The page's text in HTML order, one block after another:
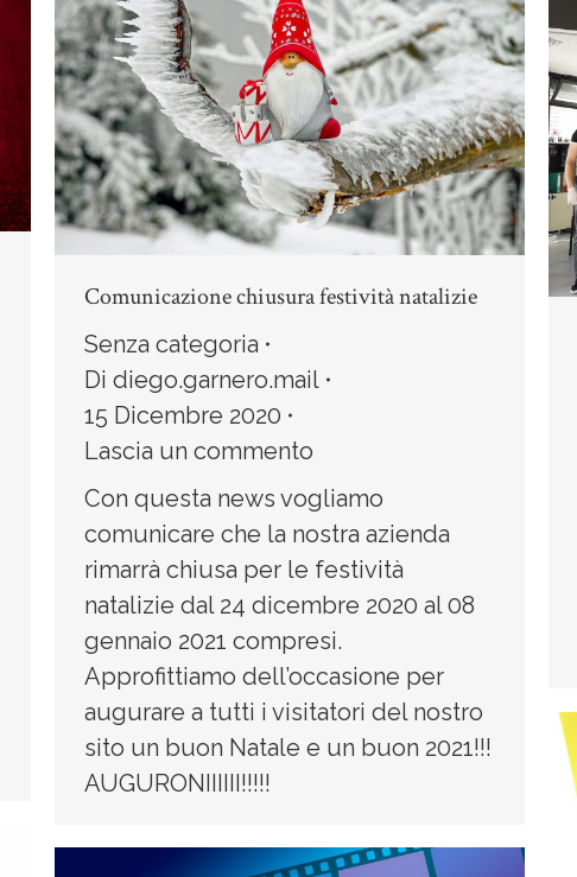
Comunicazione chiusura festività natalizie
Senza categoria
Di diego.garnero.mail
15 Dicembre 2020
Lascia un commento
Con questa news vogliamo
comunicare che la nostra azienda
rimarrà chiusa per le festività
natalizie dal 24 dicembre 2020 al 08
gennaio 2021 compresi.
Approfittiamo dell’occasione per
augurare a tutti i visitatori del nostro
sito un buon Natale e un buon 2021!!!
AUGURONIIIIII!!!!!